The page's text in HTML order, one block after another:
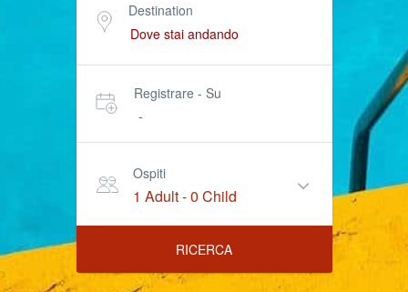
Destination
Registrare - Su
-
Ospiti
1 Adult-0 Child
RICERCA